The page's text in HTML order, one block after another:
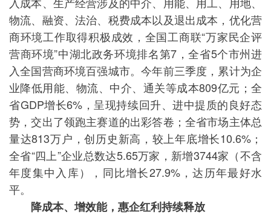
物流、融资、法治、税费成本以及退出成本，优化营
商环境工作取得积极成效，全国工商联“万家民企评
营商环境”中湖北政务环境排名第7，全省5个市州进
入全国营商环境百强城市。今年前三季度，累计为企
业降低用能、物流、中介、通关等成本809亿元；全
省GDP增长6%，呈现持续回升、进中提质的良好态
势，交出了领跑主赛道的出彩答卷；全省市场主体总
量达813万户，创历史新高，较上年底增长10.6%；
全省“四上”企业总数达5.65万家，新增3744家（不含
年度集中入库），同比增长27.9%，达历年最好水
平。
降成本、增效能，惠企红利持续释放